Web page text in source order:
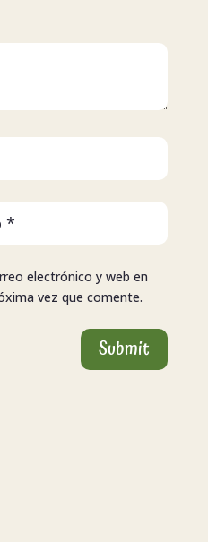
electrónico y web en
vez que comente.
Submit